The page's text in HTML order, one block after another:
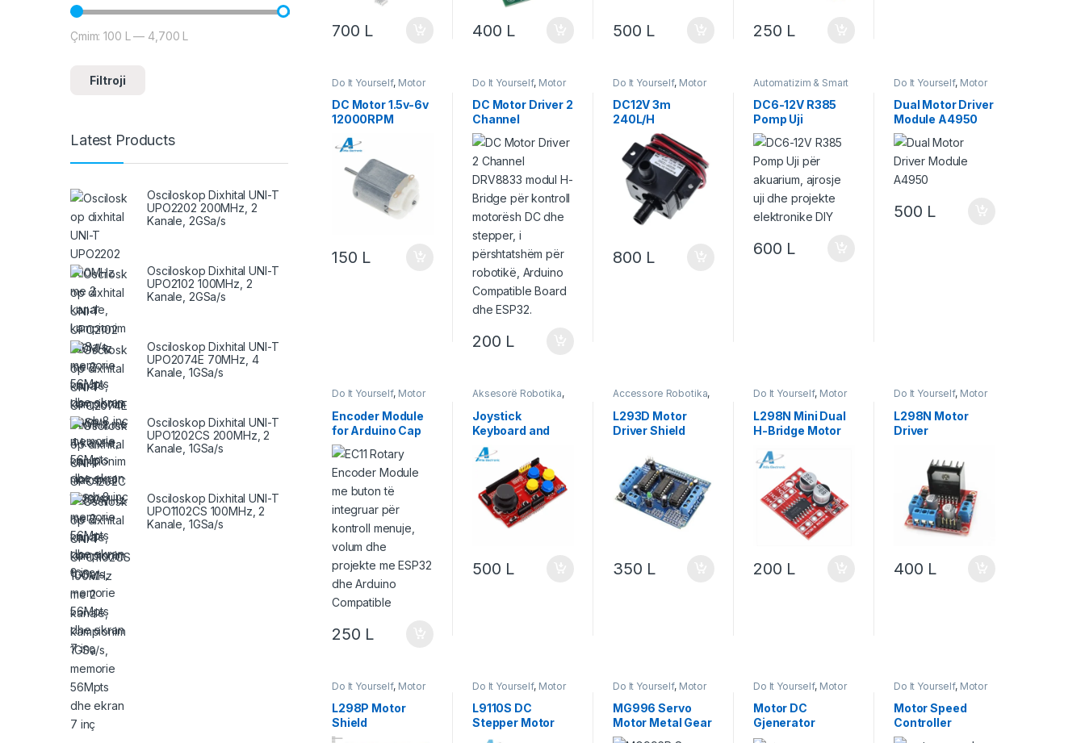
700 L 400 L 500 L 250 L
Do It Yourself, Motor
Robotika
DC Motor 1.5v-6v
12000RPM
150 L
Do It Yourself, Motor
Robotika
DC Motor Driver 2
Channel
DRV8833
200 L
Do It Yourself, Motor
Projekte &
Starter Kit,Robotika
DC12V 3m
240L/H
Brushless Motor
Submersible
Water Pump
800 L
Automatizim & Smart
Motor & Lëvizje,
Robotika
DC6-12V R385
Pomp Uji
600 L
Do It Yourself, Motor
Robotika
Dual Motor Driver
Module A4950
500 L
Do It Yourself, Motor
Encoder Module
for Arduino Cap
EC11
250 L
Aksesorë Robotika,
& Lëvizje,Robotika
Joystick
Keyboard and
Mouse Function
for Arduino
500 L
Accessore Robotika,
& Lëvizje,Robotika
L293D Motor
Driver Shield
350 L
Do It Yourself, Motor
L298N Mini Dual
H-Bridge Motor
200 L
Do It Yourself, Motor
L298N Motor
Driver
400 L
Do It Yourself, Motor
Robotika
L298P Motor
Shield
Do It Yourself, Motor
Robotika
L9110S DC
Stepper Motor
Driver H-bridge
Do It Yourself, Motor
Robotika
MG996 Servo
Motor Metal Gear
Do It Yourself, Motor
Projekte &
Starter Kit,Robotika
Motor DC
Gjenerator
Do It Yourself, Motor
Robotika
Motor Speed
Controller
Çmimi më i ulët
Çmimi më i lartë
Filtroji
Çmim:100 L— 4,700 L
Latest Products
Osciloskop Dixhital UNI-T
UPO2202 200MHz, 2
Kanale, 2GSa/s
Osciloskop Dixhital UNI-T
UPO2102 100MHz, 2
Kanale, 2GSa/s
Osciloskop Dixhital UNI-T
UPO2074E 70MHz, 4
Kanale, 1GSa/s
Osciloskop Dixhital UNI-T
UPO1202CS 200MHz, 2
Kanale, 1GSa/s
Osciloskop Dixhital UNI-T
UPO1102CS 100MHz, 2
Kanale, 1GSa/s